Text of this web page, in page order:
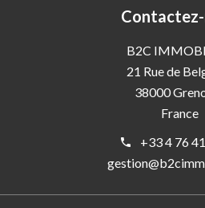
B2C
21 Rue de
38000
France
+33 4 76